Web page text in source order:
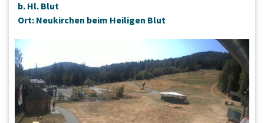
b. Hl. Blut
Ort: Neukirchen beim Heiligen Blut